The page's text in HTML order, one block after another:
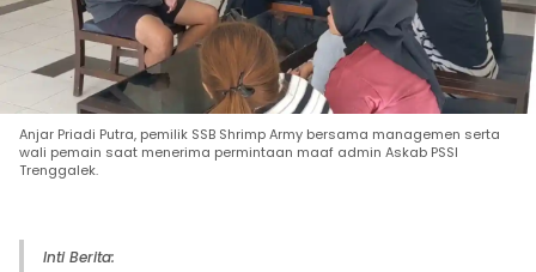
Anjar Priadi Putra, pemilik SSB Shrimp Army bersama managemen serta
wali pemain saat menerima permintaan maaf admin Askab PSSI
Trenggalek.
Inti Berita: